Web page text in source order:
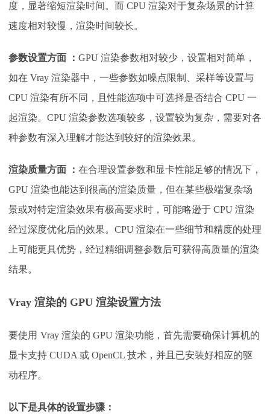
度，显著缩短渲染时间。而 CPU 渲染对于复杂场景的计算
速度相对较慢，渲染时间较长。
参数设置方面 ： GPU 渲染参数相对较少，设置相对简单，
如在 Vray 渲染器中，一些参数如噪点限制、采样等设置与
CPU 渲染有所不同，且性能选项中可选择是否结合 CPU 一
起渲染。CPU 渲染参数选项较多，设置较为复杂，需要对各
种参数有深入理解才能达到较好的渲染效果。
渲染质量方面 ： 在合理设置参数和显卡性能足够的情况下，
GPU 渲染也能达到很高的渲染质量，但在某些极端复杂场
景或对特定渲染效果有极高要求时，可能略逊于 CPU 渲染
经过深度优化后的效果。CPU 渲染在一些细节和精度的处理
上可能更具优势，经过精细调整参数后可获得高质量的渲染
结果。
Vray 渲染的 GPU 渲染设置方法
要使用 Vray 渲染的 GPU 渲染功能，首先需要确保计算机的
显卡支持 CUDA 或 OpenCL 技术，并且已安装好相应的驱
动程序。
以下是具体的设置步骤：